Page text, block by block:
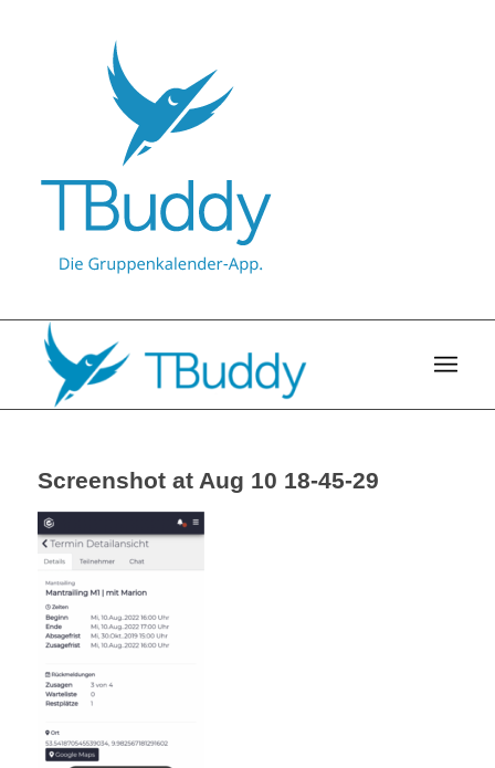
Screenshot at Aug 10 18-45-29